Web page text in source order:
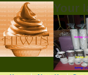
Your